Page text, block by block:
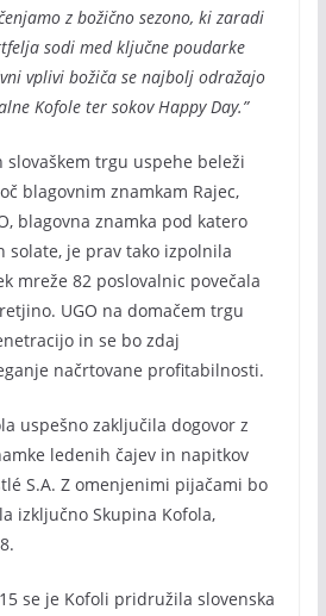
z božično sezono, ki zaradi
sodi med ključne poudarke
vplivi božiča se najbolj odražajo
Kofole ter sokov Happy Day.”
slovaškem trgu uspehe beleži
blagovnim znamkam Rajec,
blagovna znamka pod katero
solate, je prav tako izpolnila
mreže 82 poslovalnic povečala
UGO na domačem trgu
in se bo zdaj
načrtovane profitabilnosti.
uspešno zaključila dogovor z
ledenih čajev in napitkov
S.A. Z omenjenimi pijačami bo
izključno Skupina Kofola,
se je Kofoli pridružila slovenska